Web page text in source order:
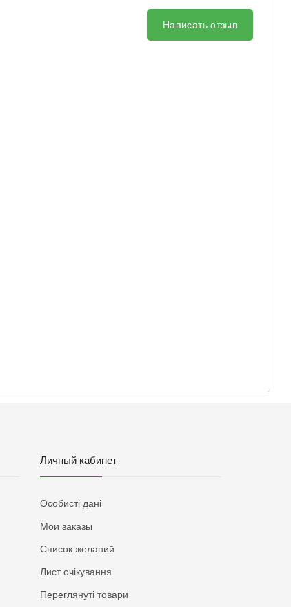
Написать отзыв
Личный кабинет
Особисті дані
Мои заказы
Список желаний
Лист очікування
Переглянуті товари